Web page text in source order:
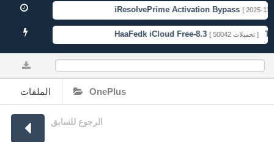
iResolvePrime Activation Bypass [ 2025-11-
HaaFedk iCloud Free-8.3 [ 50042 تحميلات ]
الملفات OnePlus
الرجوع للسابق